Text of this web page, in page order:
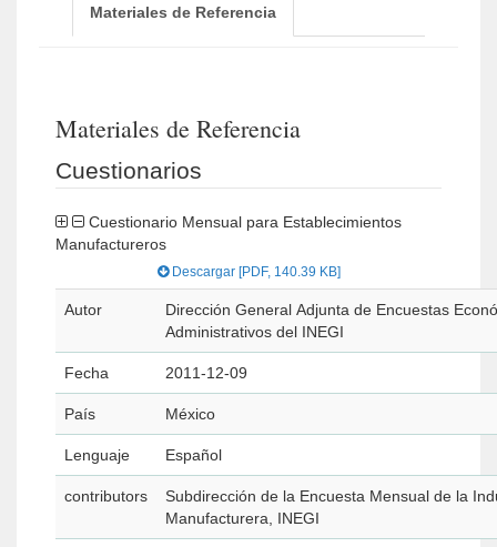
Materiales de Referencia
Materiales de Referencia
Cuestionarios
Manufactureros
Descargar [PDF, 140.39 KB]
Autor
Dirección General Adjunta de Encuestas
Administrativos del INEGI
Fecha 2011-12-09
País México
Lenguaje Español
contributors
Subdirección de la Encuesta Mensual de la
Manufacturera, INEGI